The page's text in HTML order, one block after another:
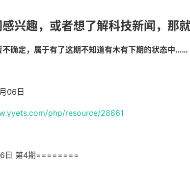
兴趣，或者想了解科技新闻，那就
确定，属于有了这期不知道有木有下期的状态中……
06日
php/resource/28861
日 第4期========